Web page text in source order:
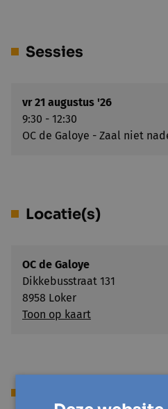
Sessies
vr 21 augustus '26
9:30 - 12:30
OC de Galoye - Zaal niet
Locatie(s)
OC de Galoye
Dikkebusstraat 131
8958 Loker
Toon op kaart